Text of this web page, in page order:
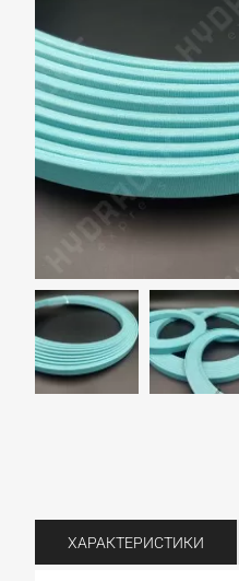
ХАРАКТЕРИСТИКИ